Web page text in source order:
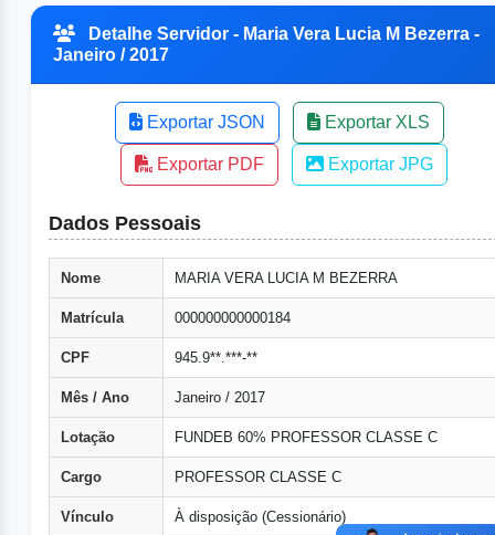
Detalhe Servidor - Maria Vera Lucia M Bezerra -
Janeiro / 2017
Exportar JSON Exportar XLS
Exportar PDF Exportar JPG
Dados Pessoais
Nome MARIA VERA LUCIA M BEZERRA
Matrícula 000000000000184
CPF 945.9**.***-**
Mês / Ano Janeiro / 2017
Lotação FUNDEB 60% PROFESSOR CLASSE C
Cargo PROFESSOR CLASSE C
Vínculo À disposição (Cessionário)